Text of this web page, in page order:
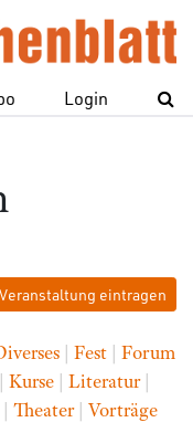
Login
Veranstaltung eintragen
| Fest | Forum
| Kurse | Literatur|
| Theater| Vorträge